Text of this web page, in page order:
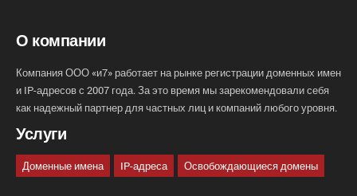
О компании
Компания ООО «и7» работает на рынке регистрации доменных имен
и IP-адресов с 2007 года. За это время мы зарекомендовали себя
как надежный партнер для частных лиц и компаний любого уровня.
Услуги
Доменные имена IP-адреса Освобождающиеся домены